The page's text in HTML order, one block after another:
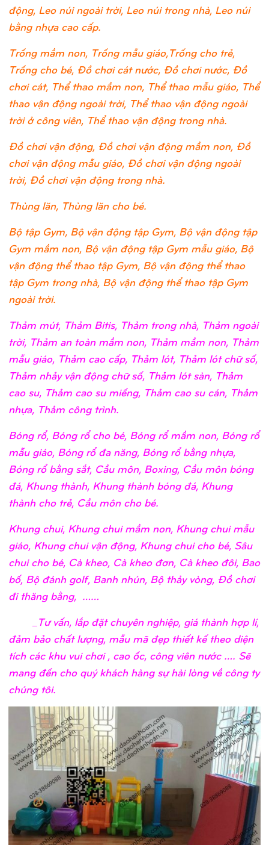
động, Leo núi ngoài trời, Leo núi trong nhà, Leo núi
bằng nhựa cao cấp.
Trống mầm non, Trống mẫu giáo,Trống cho trẻ,
Trống cho bé, Đồ chơi cát nước, Đồ chơi nước, Đồ
chơi cát, Thể thao mầm non, Thể thao mẫu giáo, Thể
thao vận động ngoài trời, Thể thao vận động ngoài
trời ở công viên, Thể thao vận động trong nhà.
Đồ chơi vận động, Đồ chơi vận động mầm non, Đồ
chơi vận động mẫu giáo, Đồ chơi vận động ngoài
trời, Đồ chơi vận động trong nhà.
Thùng lăn, Thùng lăn cho bé.
Bộ tập Gym, Bộ vận động tập Gym, Bộ vận động tập
Gym mầm non, Bộ vận động tập Gym mẫu giáo, Bộ
vận động thể thao tập Gym, Bộ vận động thể thao
tập Gym trong nhà, Bộ vận động thể thao tập Gym
ngoài trời.
Thảm mút, Thảm Bitis, Thảm trong nhà, Thảm ngoài
trời, Thảm an toàn mầm non, Thảm mầm non, Thảm
mẫu giáo, Thảm cao cấp, Thảm lót, Thảm lót chữ số,
Thảm nhảy vận động chữ số, Thảm lót sàn, Thảm
cao su, Thảm cao su miếng, Thảm cao su cán, Thảm
nhựa, Thảm công trình.
Bóng rổ, Bóng rổ cho bé, Bóng rổ mầm non, Bóng rổ
mẫu giáo, Bóng rổ đa năng, Bóng rổ bằng nhựa,
Bóng rổ bằng sắt, Cầu môn, Boxing, Cầu môn bóng
đá, Khung thành, Khung thành bóng đá, Khung
thành cho trẻ, Cầu môn cho bé.
Khung chui, Khung chui mầm non, Khung chui mẫu
giáo, Khung chui vận động, Khung chui cho bé, Sâu
chui cho bé, Cà kheo, Cà kheo đơn, Cà kheo đôi, Bao
bố, Bộ đánh golf, Banh nhún, Bộ thảy vòng, Đồ chơi
đi thăng bằng, ……
_Tư vấn, lắp đặt chuyên nghiệp, giá thành hợp lí,
đảm bảo chất lượng, mẫu mã đẹp thiết kế theo diện
tích các khu vui chơi , cao ốc, công viên nước …. Sẽ
mang đến cho quý khách hàng sự hài lòng về công ty
chúng tôi.